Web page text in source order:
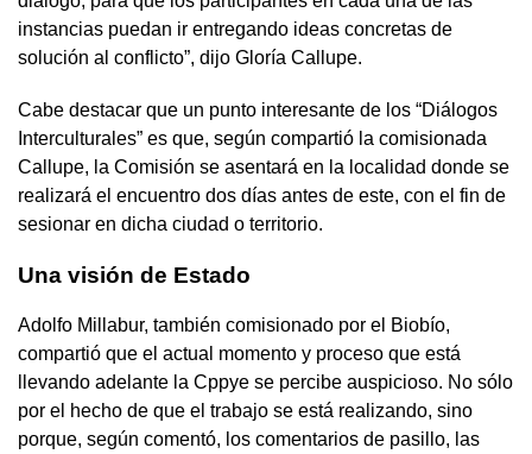
instancias puedan ir entregando ideas concretas de
solución al conflicto”, dijo Gloría Callupe.
Cabe destacar que un punto interesante de los “Diálogos
Interculturales” es que, según compartió la comisionada
Callupe, la Comisión se asentará en la localidad donde se
realizará el encuentro dos días antes de este, con el fin de
sesionar en dicha ciudad o territorio.
Una visión de Estado
Adolfo Millabur, también comisionado por el Biobío,
compartió que el actual momento y proceso que está
llevando adelante la Cppye se percibe auspicioso. No sólo
por el hecho de que el trabajo se está realizando, sino
porque, según comentó, los comentarios de pasillo, las